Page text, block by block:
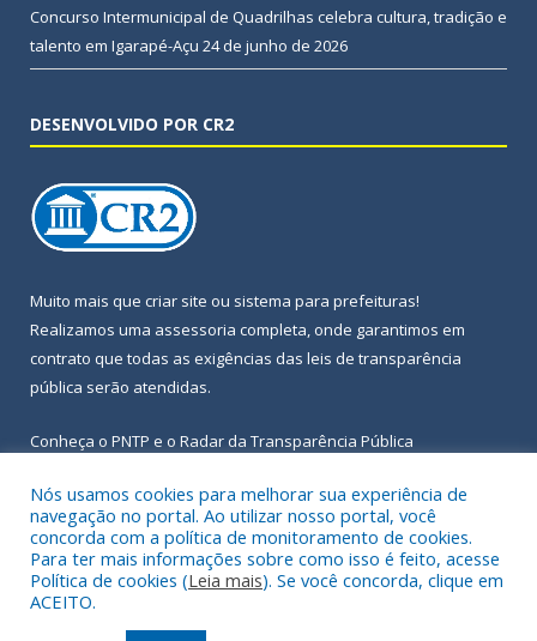
Concurso Intermunicipal de Quadrilhas celebra cultura, tradição e
talento em Igarapé-Açu 24 de junho de 2026
DESENVOLVIDO POR CR2
Muito mais que criar site ou sistema para prefeituras!
Realizamos uma assessoria completa, onde garantimos em
contrato que todas as exigências das leis de transparência
pública serão atendidas.
Conheça o PNTP e o Radar da Transparência Pública
Todos os direitos reservados a Prefeitura Municipal de Igarapé-
Açu.
Nós usamos cookies para melhorar sua experiência de
navegação no portal. Ao utilizar nosso portal, você
concorda com a política de monitoramento de cookies.
Para ter mais informações sobre como isso é feito, acesse
Política de cookies (Leia mais). Se você concorda, clique em
ACEITO.